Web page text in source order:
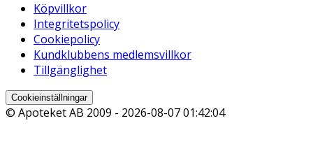
Köpvillkor
Integritetspolicy
Cookiepolicy
Kundklubbens medlemsvillkor
Tillgänglighet
Cookieinställningar
© Apoteket AB 2009 - 2026-08-07 01:42:04